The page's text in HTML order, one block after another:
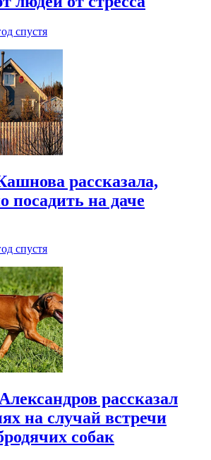
спустя
рассказала,
посадить на даче
спустя
рассказал
на случай встречи
собак